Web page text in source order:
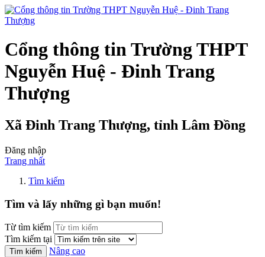
Cổng thông tin Trường THPT
Nguyễn Huệ - Đinh Trang
Thượng
Xã Đinh Trang Thượng, tỉnh Lâm Đồng
Đăng nhập
Trang nhất
Tìm kiếm
Tìm và lấy những gì bạn muốn!
Từ tìm kiếm
Tìm kiếm tại
Nâng cao